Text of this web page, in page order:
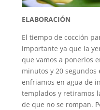
ELABORACIÓN
El tiempo de cocción
importante ya que la
que vamos a ponerlos
minutos y 20 segundos
enfriamos en agua de
templados y retiramos
de que no se rompan.